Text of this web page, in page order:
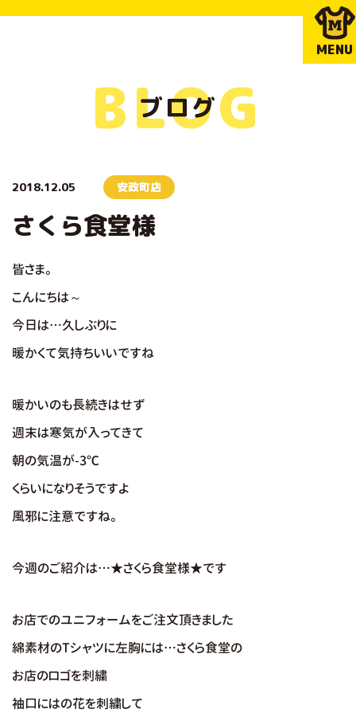
MENU
ブログ
BLOG
2018.12.05 安政町店
さくら食堂様
皆さま。
こんにちは～
今日は…久しぶりに
暖かくて気持ちいいですね
暖かいのも長続きはせず
週末は寒気が入ってきて
朝の気温が-3℃
くらいになりそうですよ
風邪に注意ですね。
今週のご紹介は…★さくら食堂様★です
お店でのユニフォームをご注文頂きました
綿素材のTシャツに左胸には…さくら食堂の
お店のロゴを刺繍
袖口にはの花を刺繍して